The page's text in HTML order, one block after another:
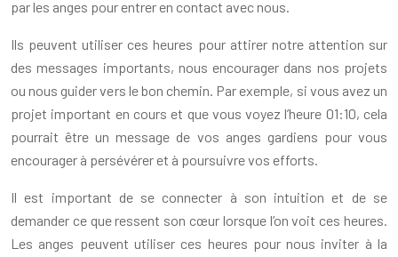
par les anges pour entrer en contact avec nous.
Ils peuvent utiliser ces heures pour attirer notre attention sur
des messages importants, nous encourager dans nos projets
ou nous guider vers le bon chemin. Par exemple, si vous avez un
projet important en cours et que vous voyez l’heure 01:10, cela
pourrait être un message de vos anges gardiens pour vous
encourager à persévérer et à poursuivre vos efforts.
Il est important de se connecter à son intuition et de se
demander ce que ressent son cœur lorsque l’on voit ces heures.
Les anges peuvent utiliser ces heures pour nous inviter à la